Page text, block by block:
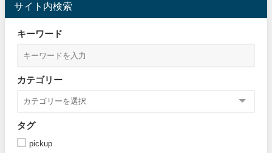
サイト内検索
キーワード
カテゴリー
タグ
pickup